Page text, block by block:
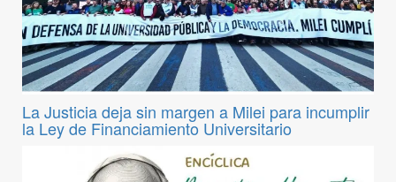
La Justicia deja sin margen a Milei para incumplir
la Ley de Financiamiento Universitario